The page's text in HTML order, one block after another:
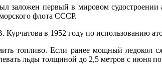
заложен первый в мировом
флота СССР.
в 1952 году по использованию
топливо. Если ранее мощный ледокол
льды толщиной до 2,5 метров с июня по